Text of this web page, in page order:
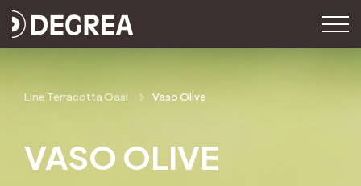
Line Terracotta Oasi Vaso Olive
VASO OLIVE